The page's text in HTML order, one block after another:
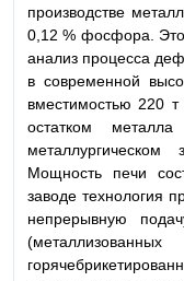
производстве
0,12 % фосфора. Это
анализ процесса
в современной
вместимостью 220
остатком
Мощность печи
заводе технология
непрерывную